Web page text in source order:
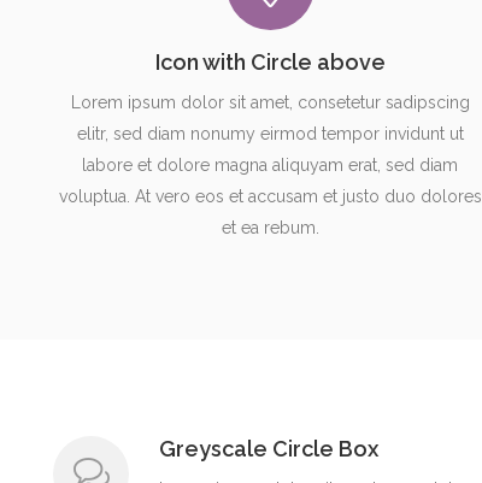
Icon with Circle above
Lorem ipsum dolor sit amet, consetetur sadipscing
elitr, sed diam nonumy eirmod tempor invidunt ut
labore et dolore magna aliquyam erat, sed diam
voluptua. At vero eos et accusam et justo duo dolores
et ea rebum.
Greyscale Circle Box